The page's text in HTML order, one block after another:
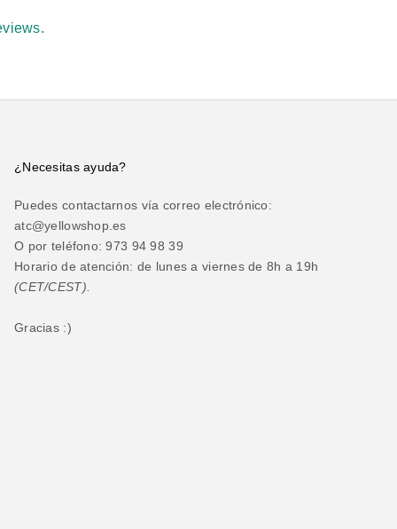
¿Necesitas ayuda?
Puedes contactarnos vía correo electrónico:
atc@yellowshop.es
O por teléfono: 973 94 98 39
Horario de atención: de lunes a viernes de 8h a 19h
(CET/CEST).
Gracias :)